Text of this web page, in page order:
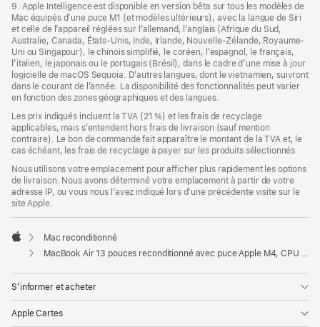
9. Apple Intelligence est disponible en version bêta sur tous les modèles de
Mac équipés d’une puce M1 (et modèles ultérieurs), avec la langue de Siri
et celle de l’appareil réglées sur l’allemand, l’anglais (Afrique du Sud,
Australie, Canada, États-Unis, Inde, Irlande, Nouvelle-Zélande, Royaume-
Uni ou Singapour), le chinois simplifié, le coréen, l’espagnol, le français,
l’italien, le japonais ou le portugais (Brésil), dans le cadre d’une mise à jour
logicielle de macOS Sequoia. D’autres langues, dont le vietnamien, suivront
dans le courant de l’année. La disponibilité des fonctionnalités peut varier
en fonction des zones géographiques et des langues.
Les prix indiqués incluent la TVA (21 %) et les frais de recyclage
applicables, mais s’entendent hors frais de livraison (sauf mention
contraire). Le bon de commande fait apparaître le montant de la TVA et, le
cas échéant, les frais de recyclage à payer sur les produits sélectionnés.
Nous utilisons votre emplacement pour afficher plus rapidement les options
de livraison. Nous avons déterminé votre emplacement à partir de votre
adresse IP, ou vous nous l’avez indiqué lors d’une précédente visite sur le
site Apple.
Apple
Mac reconditionné
MacBook Air 13 pouces reconditionné avec puce Apple M4, CPU 10 cœurs et GPU 10 cœurs – Minuit
S’informer et acheter
Apple Cartes